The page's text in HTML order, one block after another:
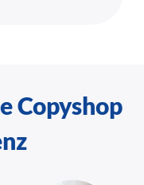
Copyshop